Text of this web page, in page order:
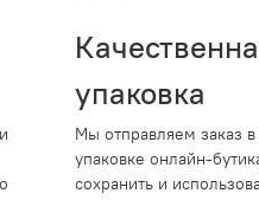
упаковка
Мы отправляем заказ в
упаковке онлайн-
сохранить и